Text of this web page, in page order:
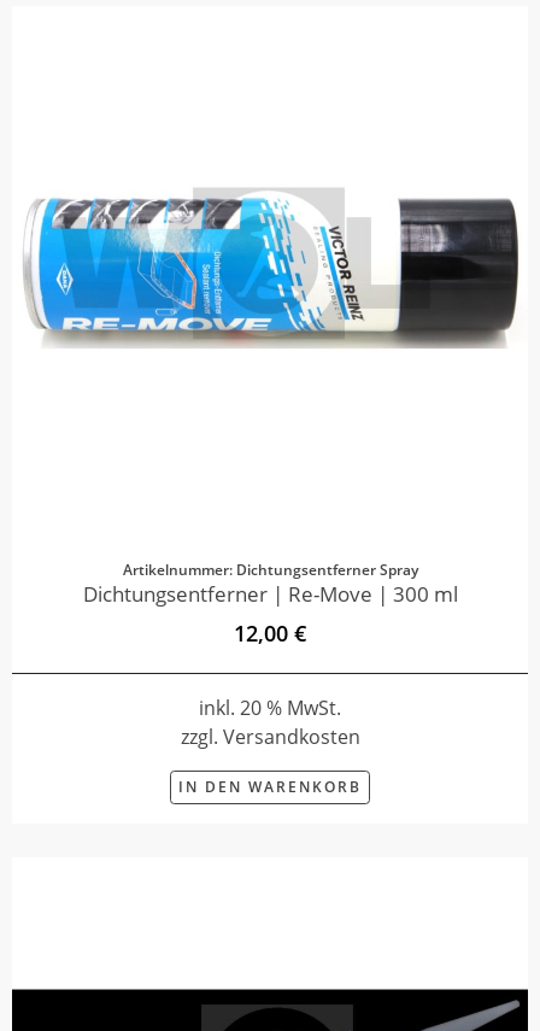
Artikelnummer: Dichtungsentferner Spray
Dichtungsentferner | Re-Move | 300 ml
12,00 €
inkl. 20 % MwSt.
zzgl. Versandkosten
IN DEN WARENKORB